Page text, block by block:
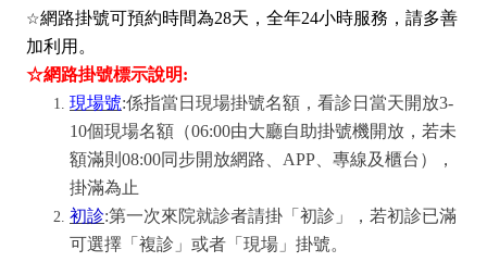
☆網路掛號可預約時間為28天， 全年24小時服務，請多善
加利用。
☆網路掛號標示說明:
現場號:係指當日現場掛號名額，看診日當天開放3-
10個現場名額（06:00由大廳自助掛號機開放，若未
額滿則08:00同步開放網路、APP、專線及櫃台），
掛滿為止
初診:第一次來院就診者請掛「初診」，若初診已滿
可選擇「複診」或者「現場」掛號。